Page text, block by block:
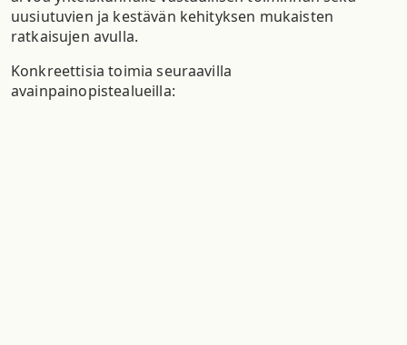
uusiutuvien ja kestävän kehityksen mukaisten
ratkaisujen avulla.
Konkreettisia toimia seuraavilla
avainpainopistealueilla: